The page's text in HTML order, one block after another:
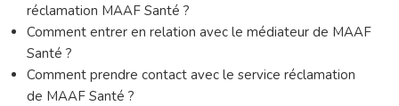
réclamation MAAF Santé ?
Comment entrer en relation avec le médiateur de MAAF
Santé ?
Comment prendre contact avec le service réclamation
de MAAF Santé ?